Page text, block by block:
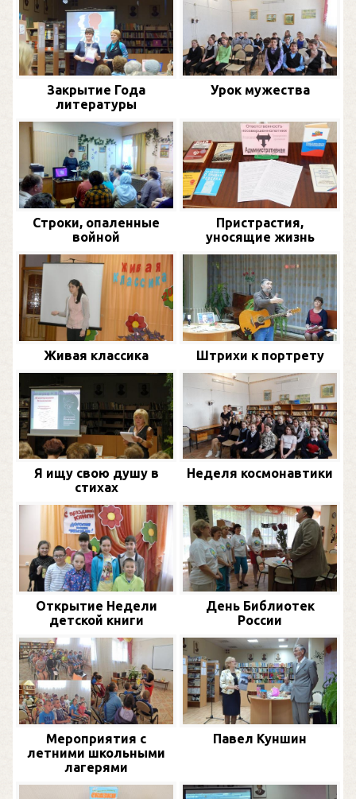
Закрытие Года
литературы
Урок мужества
Строки, опаленные
войной
Пристрастия,
уносящие жизнь
Живая классика Штрихи к портрету
Я ищу свою душу в
стихах
Неделя космонавтики
Открытие Недели
детской книги
День Библиотек
России
Мероприятия с
летними школьными
лагерями
Павел Куншин